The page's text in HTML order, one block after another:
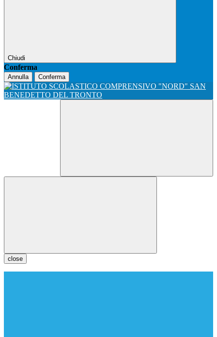
Chiudi
Conferma
Annulla Conferma
close